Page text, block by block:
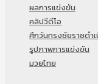
ผลการแข่งขัน
คลิปวีดีโอ
ศึกวันทรงชัยราชดำ
รูปภาพการแข่งขัน
มวยไทย